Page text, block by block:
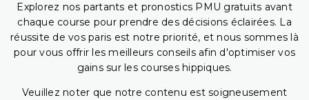
Explorez nos partants et pronostics PMU gratuits avant
chaque course pour prendre des décisions éclairées. La
réussite de vos paris est notre priorité, et nous sommes là
pour vous offrir les meilleurs conseils afin d'optimiser vos
gains sur les courses hippiques.
Veuillez noter que notre contenu est soigneusement